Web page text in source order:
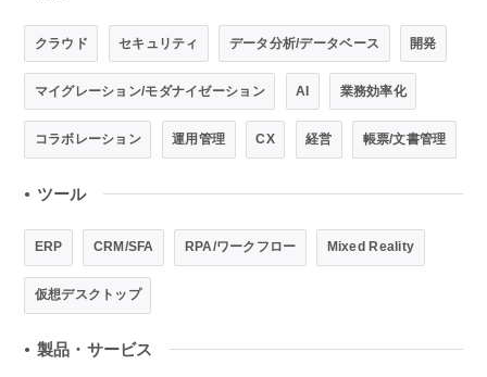
クラウド セキュリティ データ分析/データベース 開発
マイグレーション/モダナイゼーション AI 業務効率化
コラボレーション 運用管理 CX 経営 帳票/文書管理
● ツール
ERP CRM/SFA RPA/ワークフロー Mixed Reality
仮想デスクトップ
● 製品・サービス